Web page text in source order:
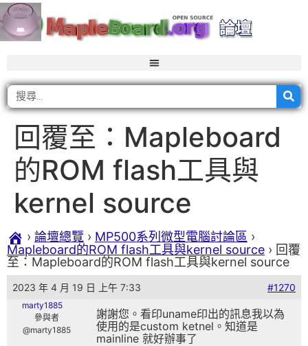
回覆至：Mapleboard
的ROM flash工具與
kernel source
› 論壇總覽 › MP500系列微型電腦討論區 ›
Mapleboard的ROM flash工具與kernel source › 回覆
至：Mapleboard的ROM flash工具與kernel source
2023 年 4 月 19 日 上午 7:33 #1270
marty1885
參與者
@marty1885
謝謝您。看印uname印出的訊息我以為
使用的是custom ketnel。知道是
mainline 就好辦事了